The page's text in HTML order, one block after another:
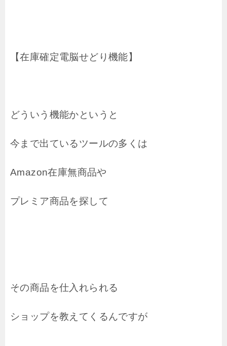
【在庫確定電脳せどり機能】
どういう機能かというと
今まで出ているツールの多くは
Amazon在庫無商品や
プレミア商品を探して
その商品を仕入れられる
ショップを教えてくるんですが